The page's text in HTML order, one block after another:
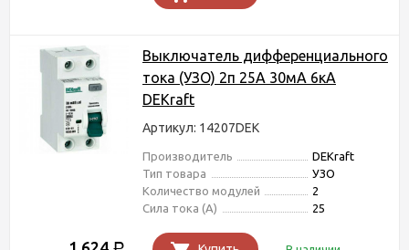
Выключатель дифференциального
тока (УЗО) 2п 25А 30мА 6кА
DEKraft
Артикул: 14207DEK
Производитель
DEKraft
Тип товара
УЗО
Количество модулей
2
Сила тока (А)
25